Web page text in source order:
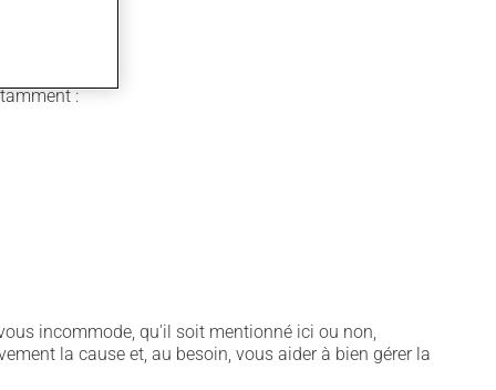
:
incommode, qu'il soit mentionné ici ou non,
la cause et, au besoin, vous aider à bien gérer la